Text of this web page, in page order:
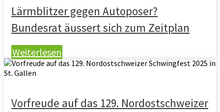
Lärmblitzer gegen Autoposer?
Bundesrat äussert sich zum Zeitplan
Weiterlesen
Vorfreude auf das 129. Nordostschweizer